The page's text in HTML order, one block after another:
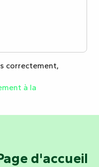
d'accueil
correctement,
à la